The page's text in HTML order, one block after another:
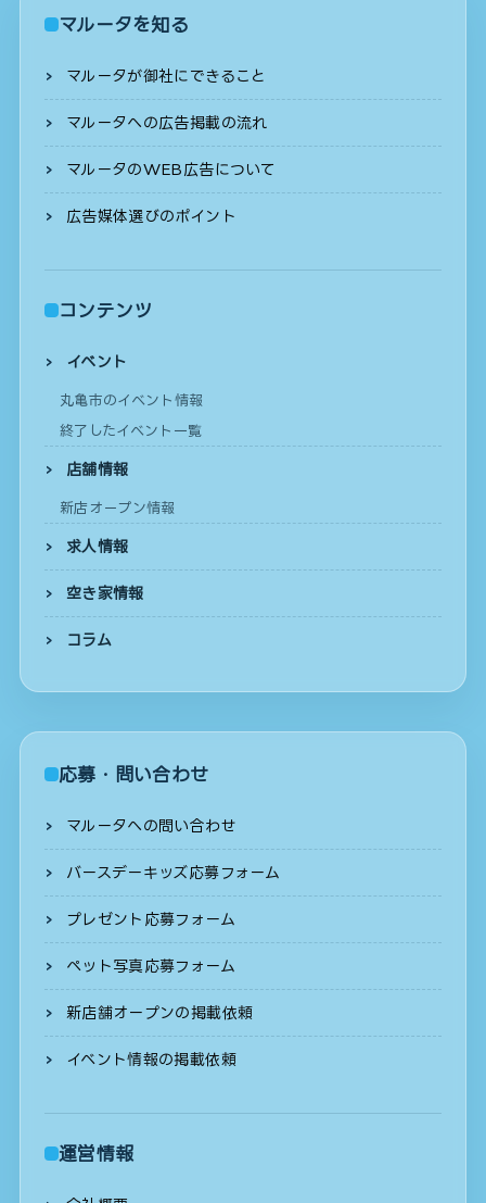
マルータを知る
マルータが御社にできること
マルータへの広告掲載の流れ
マルータのWEB広告について
広告媒体選びのポイント
コンテンツ
イベント
丸亀市のイベント情報
終了したイベント一覧
店舗情報
新店オープン情報
求人情報
空き家情報
コラム
応募・問い合わせ
マルータへの問い合わせ
バースデーキッズ応募フォーム
プレゼント応募フォーム
ペット写真応募フォーム
新店舗オープンの掲載依頼
イベント情報の掲載依頼
運営情報